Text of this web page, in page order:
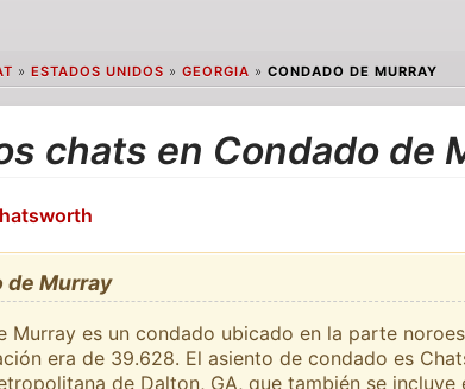
» ESTADOS UNIDOS » GEORGIA » CONDADO DE MURRAY
chats en Condado de
de Murray
Murray es un condado ubicado en la parte
era de 39.628. El asiento de condado es
de Dalton, GA, que también se